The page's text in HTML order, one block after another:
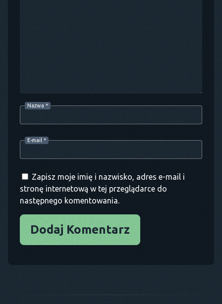
Nazwa *
E-mail *
Zapisz moje imię i nazwisko, adres e-mail i
stronę internetową w tej przeglądarce do
następnego komentowania.
Dodaj Komentarz